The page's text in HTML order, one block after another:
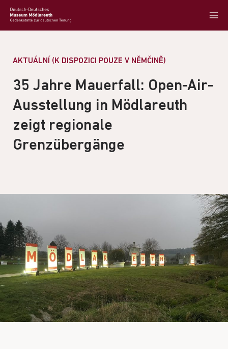
AKTUÁLNÍ (K DISPOZICI POUZE V NĚMČINĚ)
35 Jahre Mauerfall: Open-Air-
Ausstellung in Mödlareuth
zeigt regionale
Grenzübergänge